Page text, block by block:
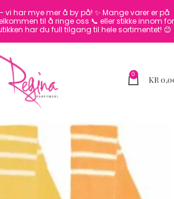
vi har mye mer å by på! ✨ Mange varer er på
til å ringe oss 📞 eller stikke innom for
har du full tilgang til hele sortimentet! 😊
0 KR